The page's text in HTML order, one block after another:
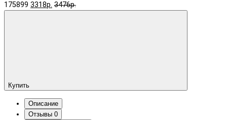
175899 3318р. 3476р.
Купить
Описание
Отзывы 0